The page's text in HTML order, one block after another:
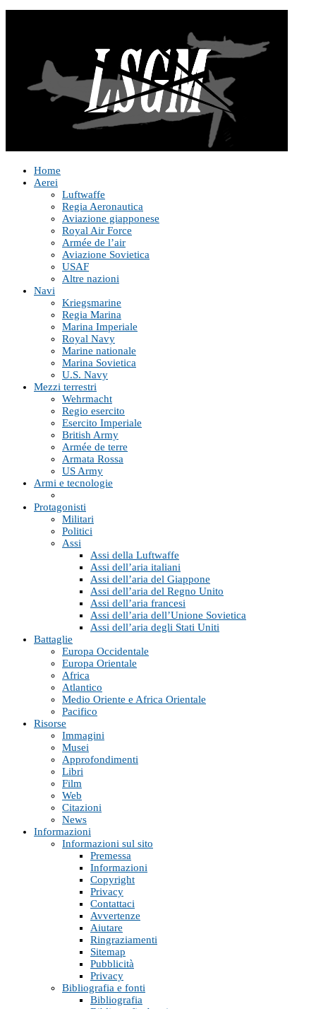
Home
Aerei
Luftwaffe
Regia Aeronautica
Aviazione giapponese
Royal Air Force
Armée de l’air
Aviazione Sovietica
USAF
Altre nazioni
Navi
Kriegsmarine
Regia Marina
Marina Imperiale
Royal Navy
Marine nationale
Marina Sovietica
U.S. Navy
Mezzi terrestri
Wehrmacht
Regio esercito
Esercito Imperiale
British Army
Armée de terre
Armata Rossa
US Army
Armi e tecnologie
Protagonisti
Militari
Politici
Assi
Assi della Luftwaffe
Assi dell’aria italiani
Assi dell’aria del Giappone
Assi dell’aria del Regno Unito
Assi dell’aria francesi
Assi dell’aria dell’Unione Sovietica
Assi dell’aria degli Stati Uniti
Battaglie
Europa Occidentale
Europa Orientale
Africa
Atlantico
Medio Oriente e Africa Orientale
Pacifico
Risorse
Immagini
Musei
Approfondimenti
Libri
Film
Web
Citazioni
News
Informazioni
Informazioni sul sito
Premessa
Informazioni
Copyright
Privacy
Contattaci
Avvertenze
Aiutare
Ringraziamenti
Sitemap
Pubblicità
Privacy
Bibliografia e fonti
Bibliografia